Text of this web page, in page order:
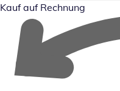
Kauf auf Rechnung